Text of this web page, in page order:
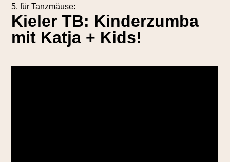
5. für Tanzmäuse:
Kieler TB: Kinderzumba
mit Katja + Kids!